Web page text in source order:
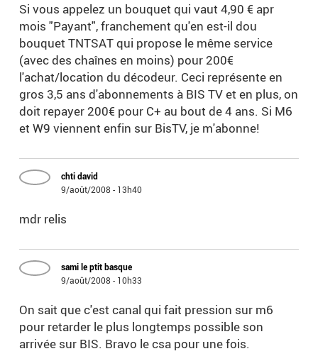
Si vous appelez un bouquet qui vaut 4,90 € apr
mois "Payant", franchement qu'en est-il dou
bouquet TNTSAT qui propose le même service
(avec des chaînes en moins) pour 200€
l'achat/location du décodeur. Ceci représente en
gros 3,5 ans d'abonnements à BIS TV et en plus, on
doit repayer 200€ pour C+ au bout de 4 ans. Si M6
et W9 viennent enfin sur BisTV, je m'abonne!
chti david
9/août/2008 - 13h40
mdr relis
sami le ptit basque
9/août/2008 - 10h33
On sait que c'est canal qui fait pression sur m6
pour retarder le plus longtemps possible son
arrivée sur BIS. Bravo le csa pour une fois.